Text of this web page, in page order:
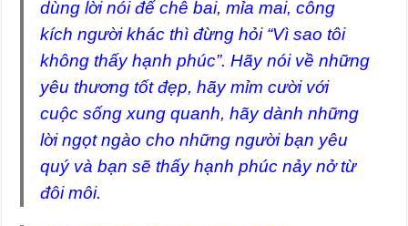
dùng lời nói để chê bai, mỉa mai, công
kích người khác thì đừng hỏi “Vì sao tôi
không thấy hạnh phúc”. Hãy nói về những
yêu thương tốt đẹp, hãy mỉm cười với
cuộc sống xung quanh, hãy dành những
lời ngọt ngào cho những người bạn yêu
quý và bạn sẽ thấy hạnh phúc nảy nở từ
đôi môi.